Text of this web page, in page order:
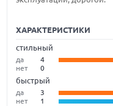
ХАРАКТЕРИСТИКИ
стильный
да
4
нет
0
быстрый
да
3
нет
1